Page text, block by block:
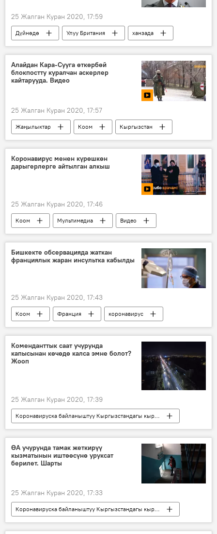
25 Жалган Куран 2020, 17:59
Дүйнөдө Улуу Британия
ханзада
коронавирус
Жаңылыктар
Коом
Дүйнөгө жайылган коронавирус
Алайдан Кара-Сууга өткөрбөй
блокпостту куралчан аскерлер
кайтарууда. Видео
25 Жалган Куран 2020, 17:57
Жаңылыктар Коом
Кыргызстан
Видео
Мультимедиа
Коронавируска байланыштуу Кыргызстандагы кырдаал
Коронавирус менен күрөшкөн
дарыгерлерге айтылган алкыш
25 Жалган Куран 2020, 17:46
Коом Мультимедиа
Видео
Дүйнөгө жайылган коронавирус
коронавирус
адистер
дарыгер
акция
Дүйнөдө
Бишкекте обсервацияда жаткан
франциялык жаран инсультка кабылды
25 Жалган Куран 2020, 17:43
Коом Франция
коронавирус
инсульт
Коронавируска байланыштуу Кыргызстандагы кырдаал
Кыргызстандагы коронавирус жуктуруп алгандар
Коменданттык саат учурунда
капысынан көчөдө калса эмне болот?
Жооп
25 Жалган Куран 2020, 17:39
Коронавируска байланыштуу Кыргызстандагы кырдаал
Жаңылыктар
Коом
Кыргызстан
коменданттык саат
жаран
ӨА учурунда тамак жеткирүү
кызматынын иштөөсүнө уруксат
берилет. Шарты
25 Жалган Куран 2020, 17:33
Коронавируска байланыштуу Кыргызстандагы кырдаал
Жаңылыктар
Коом
Кыргызстан